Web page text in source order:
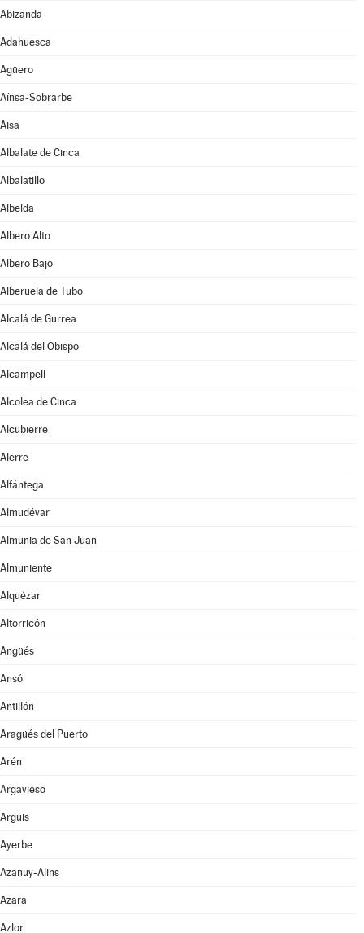
Abizanda
Adahuesca
Agüero
Aínsa-Sobrarbe
Aisa
Albalate de Cinca
Albalatillo
Albelda
Albero Alto
Albero Bajo
Alberuela de Tubo
Alcalá de Gurrea
Alcalá del Obispo
Alcampell
Alcolea de Cinca
Alcubierre
Alerre
Alfántega
Almudévar
Almunia de San Juan
Almuniente
Alquézar
Altorricón
Angüés
Ansó
Antillón
Aragüés del Puerto
Arén
Argavieso
Arguis
Ayerbe
Azanuy-Alins
Azara
Azlor